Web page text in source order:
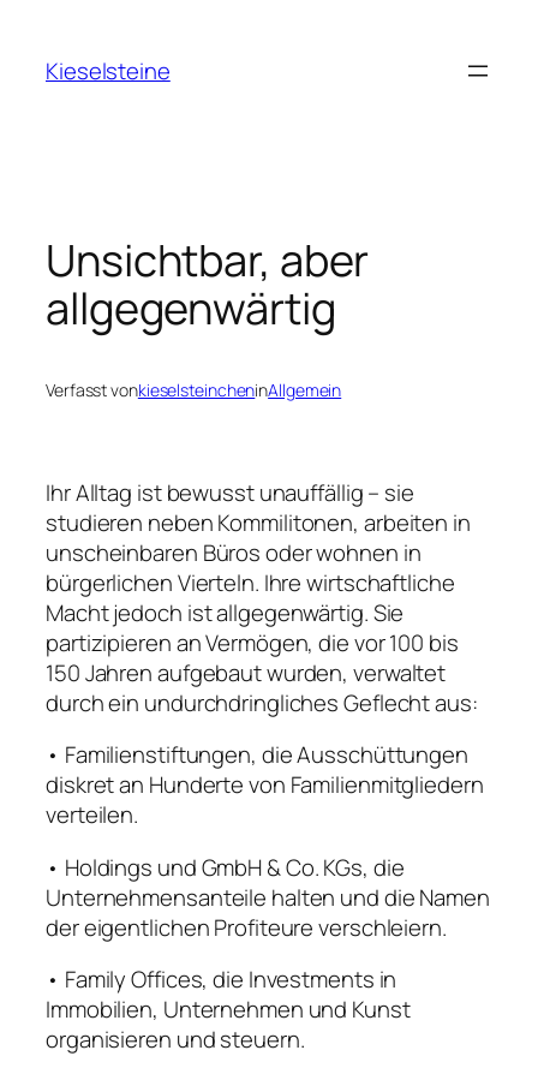
springen
Kieselsteine
Unsichtbar, aber
allgegenwärtig
Verfasst vonkieselsteincheninAllgemein
Ihr Alltag ist bewusst unauffällig – sie
studieren neben Kommilitonen, arbeiten in
unscheinbaren Büros oder wohnen in
bürgerlichen Vierteln. Ihre wirtschaftliche
Macht jedoch ist allgegenwärtig. Sie
partizipieren an Vermögen, die vor 100 bis
150 Jahren aufgebaut wurden, verwaltet
durch ein undurchdringliches Geflecht aus:
• Familienstiftungen, die Ausschüttungen
diskret an Hunderte von Familienmitgliedern
verteilen.
• Holdings und GmbH & Co. KGs, die
Unternehmensanteile halten und die Namen
der eigentlichen Profiteure verschleiern.
• Family Offices, die Investments in
Immobilien, Unternehmen und Kunst
organisieren und steuern.